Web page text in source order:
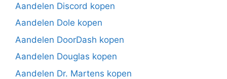
Aandelen Discord kopen
Aandelen Dole kopen
Aandelen DoorDash kopen
Aandelen Douglas kopen
Aandelen Dr. Martens kopen